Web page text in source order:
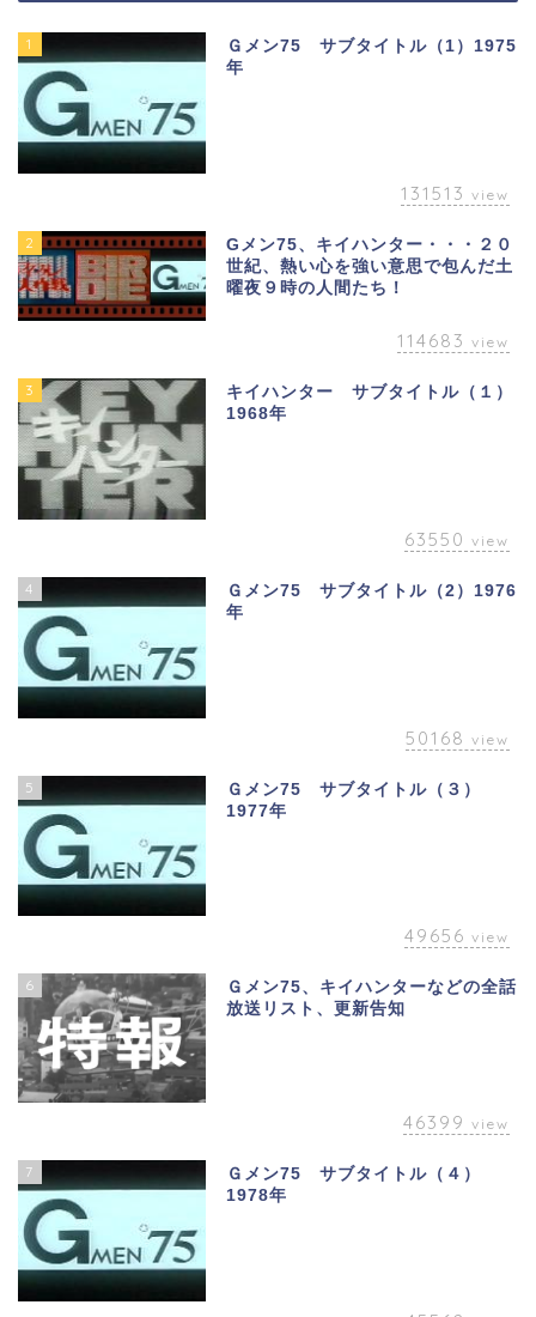
1
Ｇメン75 サブタイトル（1）1975
年
131513 view
2
Gメン75、キイハンター・・・２０
世紀、熱い心を強い意思で包んだ土
曜夜９時の人間たち！
114683 view
3
キイハンター サブタイトル（１）
1968年
63550 view
4
Ｇメン75 サブタイトル（2）1976
年
50168 view
5
Ｇメン75 サブタイトル（３）
1977年
49656 view
6
Ｇメン75、キイハンターなどの全話
放送リスト、更新告知
46399 view
7
Ｇメン75 サブタイトル（４）
1978年